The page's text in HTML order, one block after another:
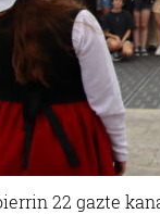
22 gazte